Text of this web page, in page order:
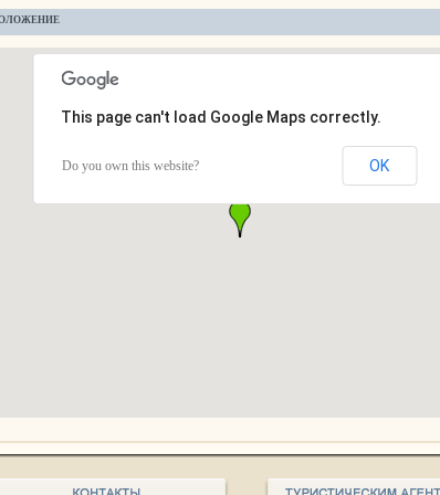
This page can't load Google Maps correctly.
Do you own this website? OK